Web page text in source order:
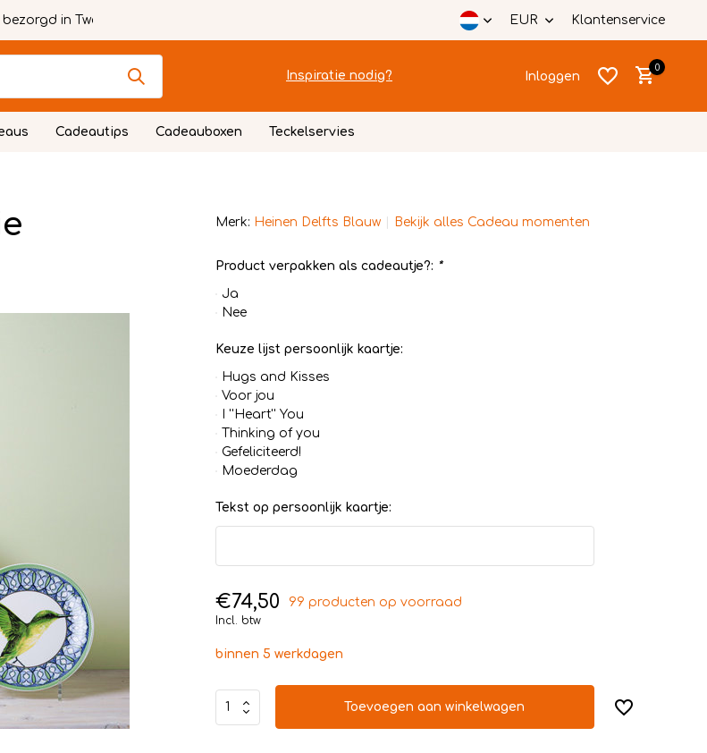
in Twente EUR Klantenservice
Inspiratie nodig? Inloggen
Account
0
Cadeautips Cadeauboxen Teckelservies
Merk: Heinen Delfts Blauw Bekijk alles Cadeau momenten
Product verpakken als cadeautje?: *
Ja
Nee
Keuze lijst persoonlijk kaartje:
Hugs and Kisses
Voor jou
I ''Heart'' You
Thinking of you
Gefeliciteerd!
Moederdag
Tekst op persoonlijk kaartje:
€74,50 99 producten op voorraad
Incl. btw
binnen 5 werkdagen
Toevoegen aan winkelwagen